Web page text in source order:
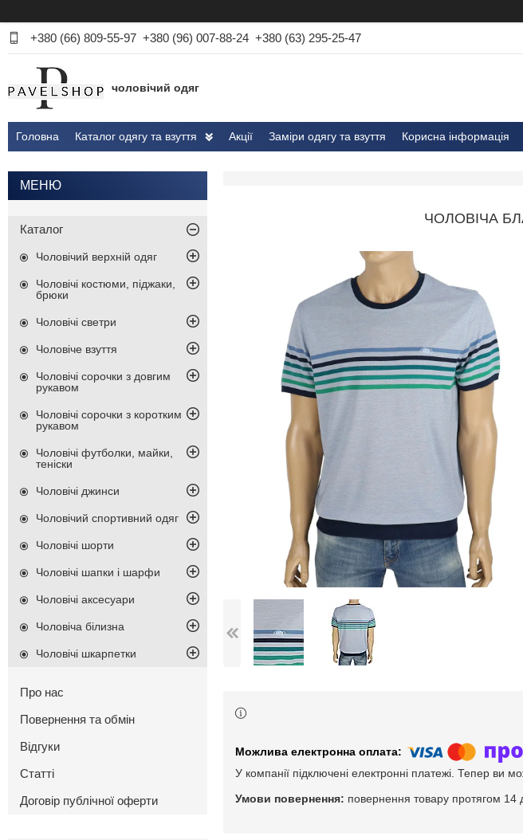
+380 (66) 809-55-97 +380 (96) 007-88-24 +380 (63) 295-25-47
чоловічий одяг
Головна Каталог одягу та взуття Акції Заміри одягу та взуття Корисна інформація
ЧОЛОВІЧА
У компанії підключені електронні платежі. Тепер ви
повернення товару протягом 14
Каталог
Чоловічий верхній одяг
Чоловічі костюми, піджаки,
брюки
Чоловічі светри
Чоловіче взуття
Чоловічі сорочки з довгим
рукавом
Чоловічі сорочки з коротким
рукавом
Чоловічі футболки, майки,
теніски
Чоловічі джинси
Чоловічий спортивний одяг
Чоловічі шорти
Чоловічі шапки і шарфи
Чоловічі аксесуари
Чоловіча білизна
Чоловічі шкарпетки
Про нас
Повернення та обмін
Відгуки
Статті
Договір публічної оферти